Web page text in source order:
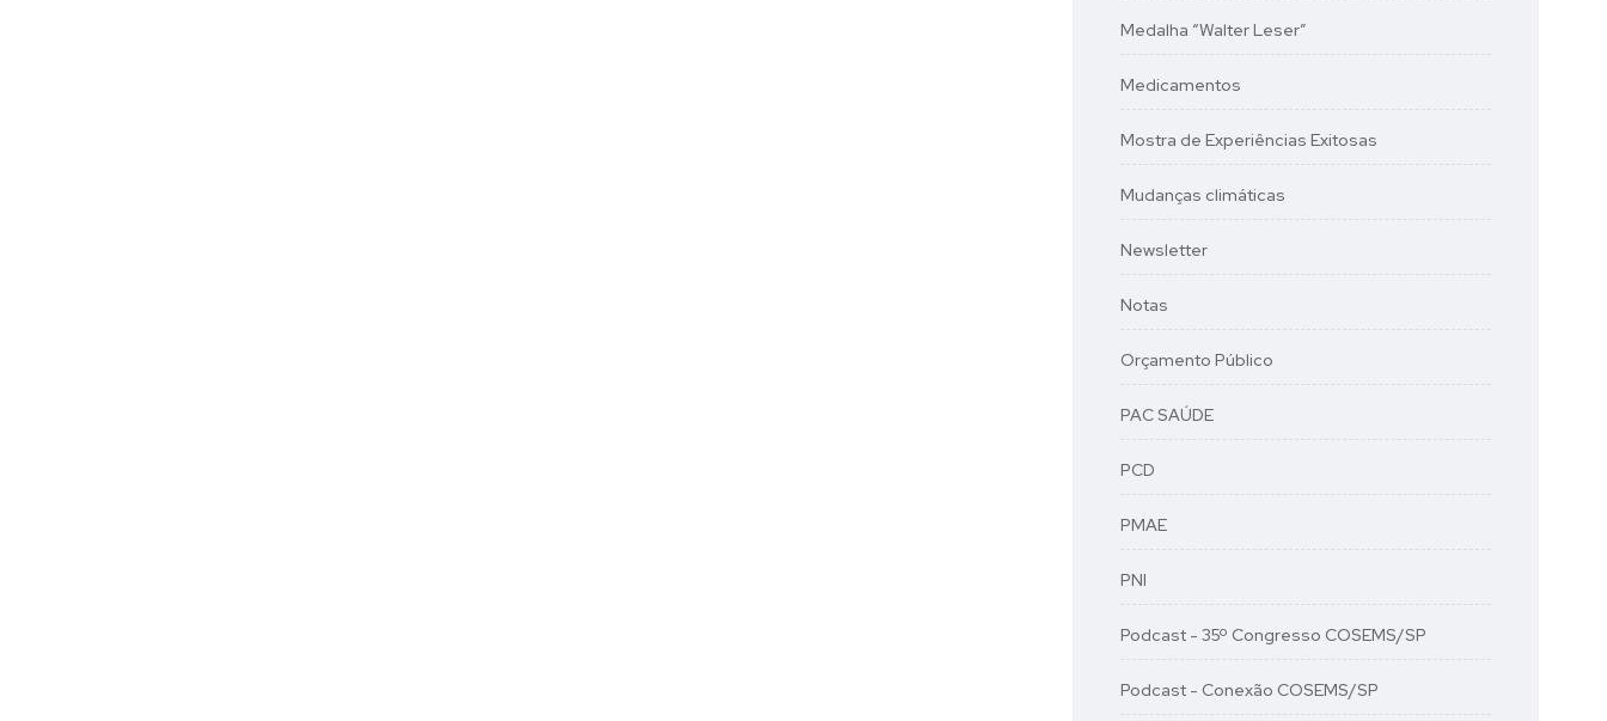
Medalha “Walter Leser”
Medicamentos
Mostra de Experiências Exitosas
Mudanças climáticas
Newsletter
Notas
Orçamento Público
PAC SAÚDE
PCD
PMAE
PNI
Podcast - 35º Congresso COSEMS/SP
Podcast - Conexão COSEMS/SP